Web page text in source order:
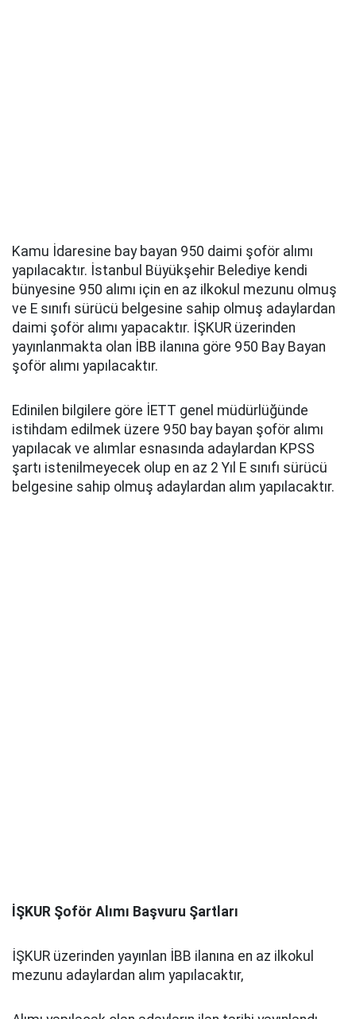
Kamu İdaresine bay bayan 950 daimi şoför alımı
yapılacaktır. İstanbul Büyükşehir Belediye kendi
bünyesine 950 alımı için en az ilkokul mezunu olmuş
ve E sınıfı sürücü belgesine sahip olmuş adaylardan
daimi şoför alımı yapacaktır. İŞKUR üzerinden
yayınlanmakta olan İBB ilanına göre 950 Bay Bayan
şoför alımı yapılacaktır.
Edinilen bilgilere göre İETT genel müdürlüğünde
istihdam edilmek üzere 950 bay bayan şoför alımı
yapılacak ve alımlar esnasında adaylardan KPSS
şartı istenilmeyecek olup en az 2 Yıl E sınıfı sürücü
belgesine sahip olmuş adaylardan alım yapılacaktır.
İŞKUR Şoför Alımı Başvuru Şartları
İŞKUR üzerinden yayınlan İBB ilanına en az ilkokul
mezunu adaylardan alım yapılacaktır,